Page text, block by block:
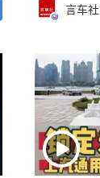
言车社